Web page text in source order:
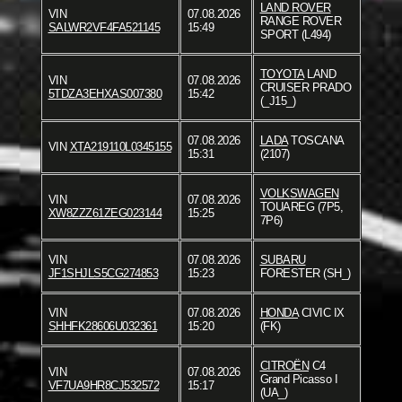
VIN
SALWR2VF4FA521145
07.08.2026
15:49
LAND ROVER
RANGE ROVER
SPORT (L494)
VIN
5TDZA3EHXAS007380
07.08.2026
15:42
TOYOTALAND
CRUISER PRADO
(_J15_)
VIN XTA219110L0345155
07.08.2026
15:31
LADATOSCANA
(2107)
VIN
XW8ZZZ61ZEG023144
07.08.2026
15:25
VOLKSWAGEN
TOUAREG (7P5,
7P6)
VIN
JF1SHJLS5CG274853
07.08.2026
15:23
SUBARU
FORESTER (SH_)
VIN
SHHFK28606U032361
07.08.2026
15:20
HONDACIVIC IX
(FK)
VIN
VF7UA9HR8CJ532572
07.08.2026
15:17
CITROËN C4
Grand Picasso I
(UA_)